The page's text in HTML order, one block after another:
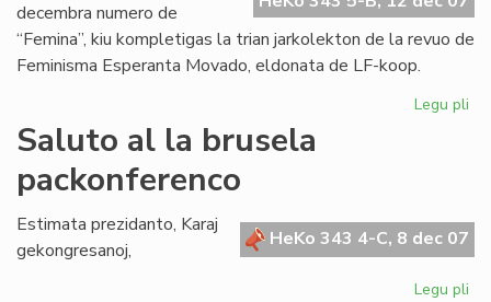
decembra numero de
“Femina”, kiu kompletigas la trian jarkolekton de la revuo de
Feminisma Esperanta Movado, eldonata de LF-koop.
Legu pli
de
Saluto al la brusela
packonferenco
HeKo 343 4-C, 8 dec 07
Estimata prezidanto, Karaj
gekongresanoj,
Legu pli